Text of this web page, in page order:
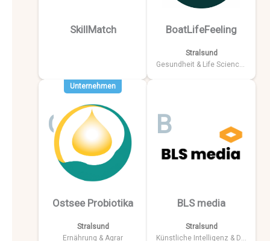
SkillMatch BoatLifeFeeling
Stralsund
Gesundheit & Life Sciences
Unternehmen
O
Ostsee Probiotika
Stralsund
Ernährung & Agrar
B
BLS media
Stralsund
Künstliche Intelligenz & Data